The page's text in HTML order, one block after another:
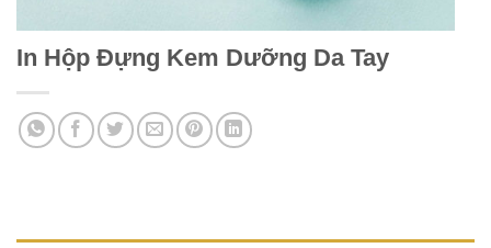
In Hộp Đựng Kem Dưỡng Da Tay